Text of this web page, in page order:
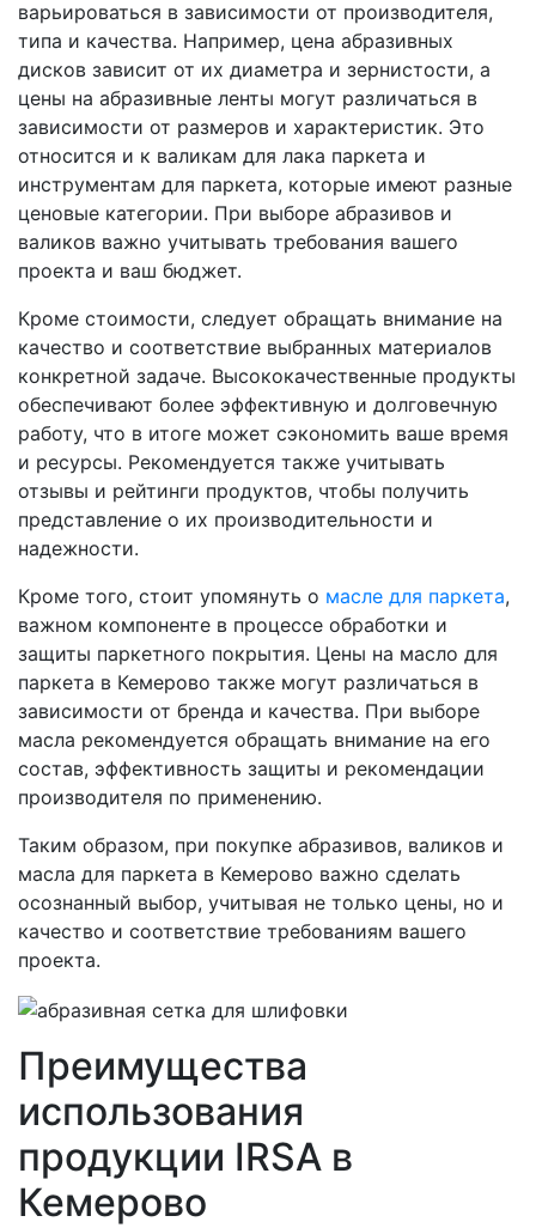
варьироваться в зависимости от производителя,
типа и качества. Например, цена абразивных
дисков зависит от их диаметра и зернистости, а
цены на абразивные ленты могут различаться в
зависимости от размеров и характеристик. Это
относится и к валикам для лака паркета и
инструментам для паркета, которые имеют разные
ценовые категории. При выборе абразивов и
валиков важно учитывать требования вашего
проекта и ваш бюджет.
Кроме стоимости, следует обращать внимание на
качество и соответствие выбранных материалов
конкретной задаче. Высококачественные продукты
обеспечивают более эффективную и долговечную
работу, что в итоге может сэкономить ваше время
и ресурсы. Рекомендуется также учитывать
отзывы и рейтинги продуктов, чтобы получить
представление о их производительности и
надежности.
Кроме того, стоит упомянуть о масле для паркета,
важном компоненте в процессе обработки и
защиты паркетного покрытия. Цены на масло для
паркета в Кемерово также могут различаться в
зависимости от бренда и качества. При выборе
масла рекомендуется обращать внимание на его
состав, эффективность защиты и рекомендации
производителя по применению.
Таким образом, при покупке абразивов, валиков и
масла для паркета в Кемерово важно сделать
осознанный выбор, учитывая не только цены, но и
качество и соответствие требованиям вашего
проекта.
Преимущества
использования
продукции IRSA в
Кемерово